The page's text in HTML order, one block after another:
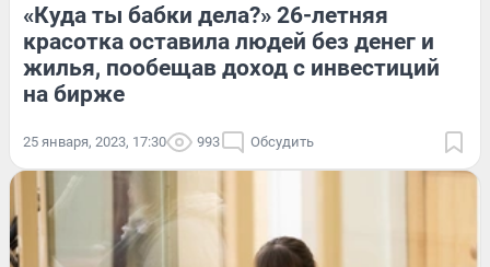
«Куда ты бабки дела?» 26-летняя
красотка оставила людей без денег и
жилья, пообещав доход с инвестиций
на бирже
25 января, 2023, 17:30 993 Обсудить